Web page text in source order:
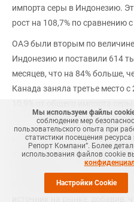
импорта серы в Индонезию.
рост на 108,7% по сравнению
ОАЭ были вторым по
Индонезию и поставили 614
месяцев, что на 84% больше,
Канада заняла третье место
что на 119,2% больше, чем в
Индонезия покрыта в
замедлится, а цены могут
"Недавний рост цен в
поскольку эти два рынка
Мы используем файлы
соблюдение мер
пользовательского опыта при
статистики посещения
Репорт Компани”. Более
использования файлов cookie
Настройки Cookie